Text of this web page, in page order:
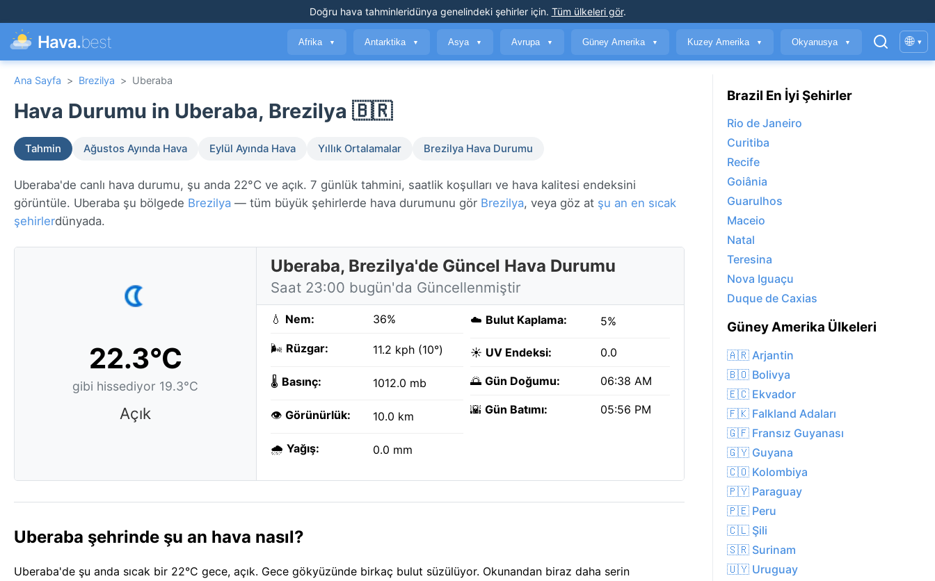
Doğru hava tahminleridünya genelindeki şehirler için. Tüm ülkeleri gör.
Hava.best Afrika ▼ Antarktika ▼ Asya ▼ Avrupa ▼ Güney Amerika ▼ Kuzey Amerika ▼ Okyanusya ▼ 🌐 ▾
Ana Sayfa > Brezilya > Uberaba
Hava Durumu in Uberaba, Brezilya 🇧🇷
Tahmin Ağustos Ayında Hava Eylül Ayında Hava Yıllık Ortalamalar Brezilya Hava Durumu
Uberaba'de canlı hava durumu, şu anda 22°C ve açık. 7 günlük tahmini, saatlik koşulları ve hava kalitesi endeksini
görüntüle. Uberaba şu bölgede Brezilya — tüm büyük şehirlerde hava durumunu gör Brezilya, veya göz at şu an en sıcak
şehirlerdünyada.
22.3°C
gibi hissediyor 19.3°C
Açık
Uberaba, Brezilya'de Güncel Hava Durumu
Saat 23:00 bugün'da Güncellenmiştir
💧 Nem: 36%
🌬️ Rüzgar: 11.2 kph (10°)
🌡️ Basınç: 1012.0 mb
👁️ Görünürlük: 10.0 km
🌧️ Yağış: 0.0 mm
☁️ Bulut Kaplama: 5%
☀️ UV Endeksi: 0.0
🌅 Gün Doğumu: 06:38 AM
🌇 Gün Batımı: 05:56 PM
Uberaba şehrinde şu an hava nasıl?
Uberaba'de şu anda sıcak bir 22°C gece, açık. Gece gökyüzünde birkaç bulut süzülüyor. Okunandan biraz daha serin
Brazil En İyi Şehirler
Rio de Janeiro
Curitiba
Recife
Goiânia
Guarulhos
Maceio
Natal
Teresina
Nova Iguaçu
Duque de Caxias
Güney Amerika Ülkeleri
🇦🇷 Arjantin
🇧🇴 Bolivya
🇪🇨 Ekvador
🇫🇰 Falkland Adaları
🇬🇫 Fransız Guyanası
🇬🇾 Guyana
🇨🇴 Kolombiya
🇵🇾 Paraguay
🇵🇪 Peru
🇨🇱 Şili
🇸🇷 Surinam
🇺🇾 Uruguay